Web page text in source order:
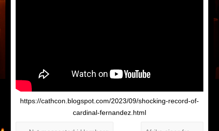
https://cathcon.blogspot.com/2023/09/shocking-record-of-
cardinal-fernandez.html